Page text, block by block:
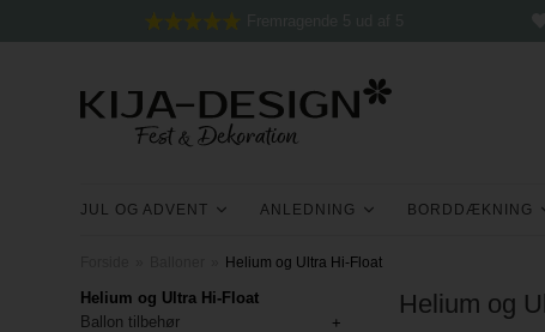
JUL OG ADVENT ANLEDNING BORDDÆKNING
Helium og Ultra Hi-Float
Helium og Ultra Hi-Float
Ballon tilbehør
Helium og